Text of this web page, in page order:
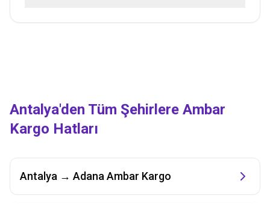
Antalya'den Tüm Şehirlere Ambar
Kargo Hatları
Antalya → Adana Ambar Kargo